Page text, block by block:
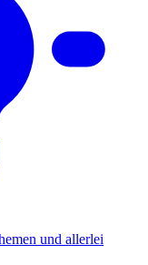
und allerlei